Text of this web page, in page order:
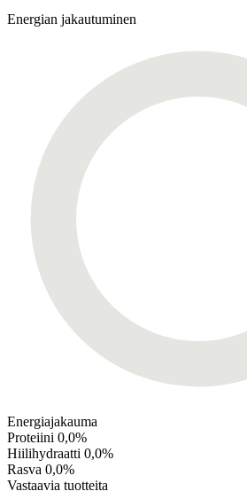
Energian jakautuminen
Energiajakauma
Proteiini 0,0%
Hiilihydraatti 0,0%
Rasva 0,0%
Vastaavia tuotteita